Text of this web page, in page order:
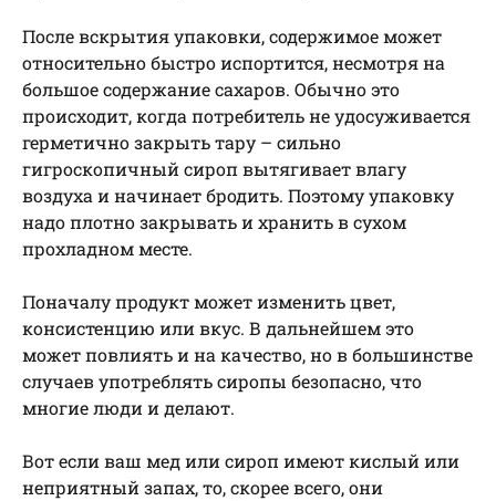
После вскрытия упаковки, содержимое может
относительно быстро испортится, несмотря на
большое содержание сахаров. Обычно это
происходит, когда потребитель не удосуживается
герметично закрыть тару – сильно
гигроскопичный сироп вытягивает влагу
воздуха и начинает бродить. Поэтому упаковку
надо плотно закрывать и хранить в сухом
прохладном месте.
Поначалу продукт может изменить цвет,
консистенцию или вкус. В дальнейшем это
может повлиять и на качество, но в большинстве
случаев употреблять сиропы безопасно, что
многие люди и делают.
Вот если ваш мед или сироп имеют кислый или
неприятный запах, то, скорее всего, они